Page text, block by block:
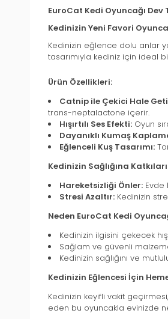
EuroCat Kedi Oyuncağı Dev
Kedinizin Yeni Favori
Kedinizin eğlence dolu anlar
tasarımıyla kediniz için ideal
Ürün Özellikleri:
Catnip ile Çekici Hale
trans-neptalactone içerir.
Hışırtılı Ses Efekti: Oyun
Dayanıklı Kumaş
Eğlenceli Kuş Tasarımı:
Kedinizin Sağlığına
Hareketsizliği Önler: Evde
Stresi Azaltır: Kedinizin
Neden EuroCat Kedi
Kedinizin ilgisini çekecek
Sağlam ve güvenli
Kedinizin sağlığını ve
Kedinizin Eğlencesi İçin
Kedinizin keyifli vakit
eden bu oyuncakla evinizde